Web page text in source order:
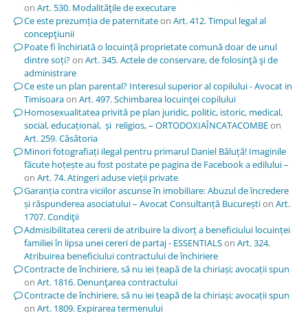
on Art. 530. Modalităţile de executare
Ce este prezumția de paternitateon Art. 412. Timpul legal al
concepţiunii
Poate fi închiriată o locuință proprietate comună doar de unul
dintre soți?on Art. 345. Actele de conservare, de folosinţă şi de
administrare
Ce este un plan parental? Interesul superior al copilului - Avocat in
Timisoaraon Art. 497. Schimbarea locuinţei copilului
Homosexualitatea privită pe plan juridic, politic, istoric, medical,
social, educațional, și religios, – ORTODOXIAÎNCATACOMBEon
Art. 259. Căsătoria
Minori fotografiați ilegal pentru primarul Daniel Băluță! Imaginile
făcute hoțește au fost postate pe pagina de Facebook a edilului –
on Art. 74. Atingeri aduse vieţii private
Garanția contra viciilor ascunse în imobiliare: Abuzul de încredere
și răspunderea asociatului – Avocat Consultanță Bucureștion Art.
1707. Condiţii
Admisibilitatea cererii de atribuire la divorț a beneficiului locuinței
familiei în lipsa unei cereri de partaj - ESSENTIALSon Art. 324.
Atribuirea beneficiului contractului de închiriere
Contracte de închiriere, să nu iei țeapă de la chiriași; avocații spun
on Art. 1816. Denunţarea contractului
Contracte de închiriere, să nu iei țeapă de la chiriași; avocații spun
on Art. 1809. Expirarea termenului